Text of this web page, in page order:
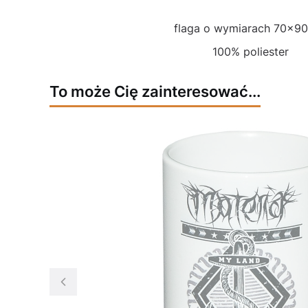
flaga o wymiarach
100% poliester
To może Cię zainteresować...